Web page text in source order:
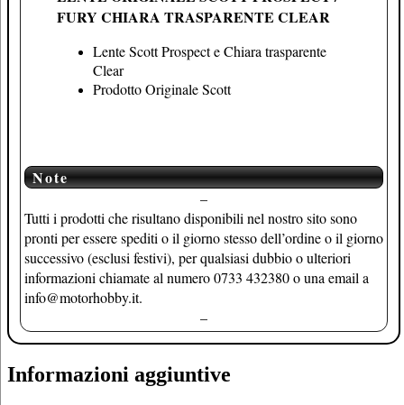
FURY CHIARA TRASPARENTE CLEAR
Lente Scott Prospect e Chiara trasparente
Clear
Prodotto Originale Scott
Note
–
Tutti i prodotti che risultano disponibili nel nostro sito sono
pronti per essere spediti o il giorno stesso dell’ordine o il giorno
successivo (esclusi festivi), per qualsiasi dubbio o ulteriori
informazioni chiamate al numero 0733 432380 o una email a
info@motorhobby.it.
–
Informazioni aggiuntive